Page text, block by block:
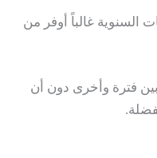
السنوية غالباً أوفر من
فترة وأخرى دون أن